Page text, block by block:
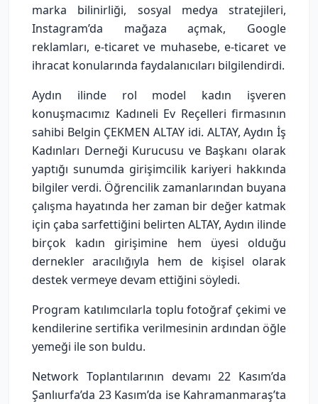
marka bilinirliği, sosyal medya stratejileri,
Instagram’da mağaza açmak, Google
reklamları, e-ticaret ve muhasebe, e-ticaret ve
ihracat konularında faydalanıcıları bilgilendirdi.
Aydın ilinde rol model kadın işveren
konuşmacımız Kadıneli Ev Reçelleri firmasının
sahibi Belgin ÇEKMEN ALTAY idi. ALTAY, Aydın İş
Kadınları Derneği Kurucusu ve Başkanı olarak
yaptığı sunumda girişimcilik kariyeri hakkında
bilgiler verdi. Öğrencilik zamanlarından buyana
çalışma hayatında her zaman bir değer katmak
için çaba sarfettiğini belirten ALTAY, Aydın ilinde
birçok kadın girişimine hem üyesi olduğu
dernekler aracılığıyla hem de kişisel olarak
destek vermeye devam ettiğini söyledi.
Program katılımcılarla toplu fotoğraf çekimi ve
kendilerine sertifika verilmesinin ardından öğle
yemeği ile son buldu.
Network Toplantılarının devamı 22 Kasım’da
Şanlıurfa’da 23 Kasım’da ise Kahramanmaraş’ta